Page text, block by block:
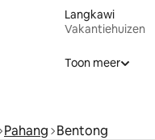
Langkawi
Vakantiehuizen
Toon meer
Pahang Bentong